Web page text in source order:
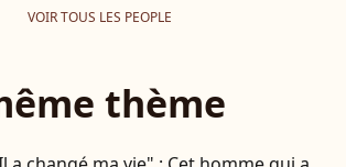
VOIR TOUS LES PEOPLE
thème